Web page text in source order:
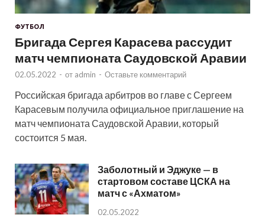
ФУТБОЛ
Бригада Сергея Карасева рассудит
матч чемпионата Саудовской Аравии
02.05.2022 - от admin - Оставьте комментарий
Российская бригада арбитров во главе с Сергеем
Карасевым получила официальное приглашение на
матч чемпионата Саудовской Аравии, который
состоится 5 мая.
Заболотный и Эджуке — в
стартовом составе ЦСКА на
матч с «Ахматом»
02.05.2022